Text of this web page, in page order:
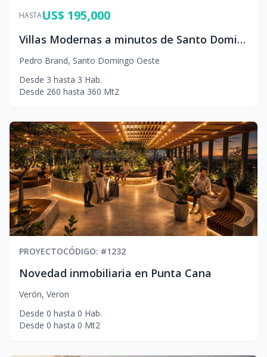
HASTAUS$ 195,000
Villas Modernas a minutos de Santo Domingo
Pedro Brand, Santo Domingo Oeste
Desde 3 hasta 3 Hab.
Desde 260 hasta 360 Mt2
0
PROYECTOCÓDIGO: #1232
Novedad inmobiliaria en Punta Cana
Verón, Veron
Desde 0 hasta 0 Hab.
Desde 0 hasta 0 Mt2